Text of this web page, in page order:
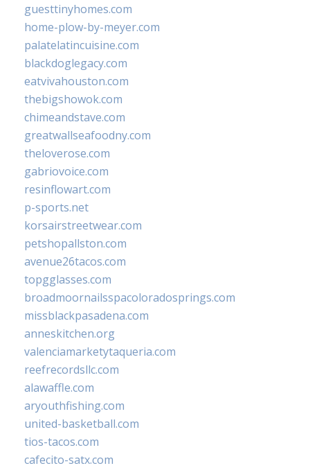
guesttinyhomes.com
home-plow-by-meyer.com
palatelatincuisine.com
blackdoglegacy.com
eatvivahouston.com
thebigshowok.com
chimeandstave.com
greatwallseafoodny.com
theloverose.com
gabriovoice.com
resinflowart.com
p-sports.net
korsairstreetwear.com
petshopallston.com
avenue26tacos.com
topgglasses.com
broadmoornailsspacoloradosprings.com
missblackpasadena.com
anneskitchen.org
valenciamarketytaqueria.com
reefrecordsllc.com
alawaffle.com
aryouthfishing.com
united-basketball.com
tios-tacos.com
cafecito-satx.com